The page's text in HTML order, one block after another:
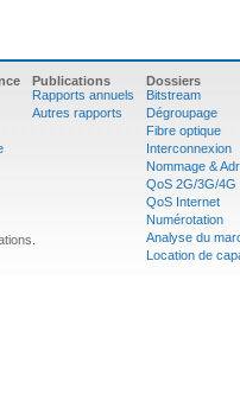
Publications
Rapports annuels
Autres rapports
Dossiers
Bitstream
Dégroupage
Fibre optique
Interconnexion
Nommage &
QoS 2G/3G/4G
QoS Internet
Numérotation
Analyse du
Location de